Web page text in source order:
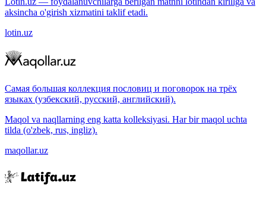
aksincha o'girish xizmatini taklif etadi.
lotin.uz
Самая большая коллекция пословиц и поговорок на трёх
языках (узбекский, русский, английский).
Maqol va naqllarning eng katta kolleksiyasi. Har bir maqol uchta
tilda (o'zbek, rus, ingliz).
maqollar.uz